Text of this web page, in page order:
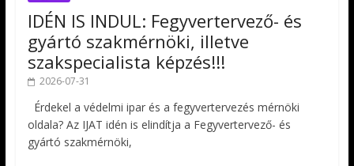
IDÉN IS INDUL: Fegyvertervező- és
gyártó szakmérnöki, illetve
szakspecialista képzés!!!
2026-07-31
Érdekel a védelmi ipar és a fegyvertervezés mérnöki
oldala? Az IJAT idén is elindítja a Fegyvertervező- és
gyártó szakmérnöki,